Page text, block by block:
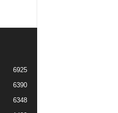
6925
6390
6348